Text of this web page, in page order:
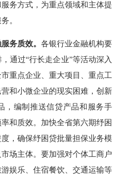
务方式，为重点领域和主体提
。
务质效。 各银行业金融机构要
通过“行长走企业”等活动深入
重点企业、重大项目、重点工
和小微企业的现实困难，创新
，编制推送信贷产品和服务手
和质效。加快全省第六期纾困
，确保纾困贷批量担保业务模
场主体。要加强对个体工商户
娱乐、住宿餐饮、交通运输等